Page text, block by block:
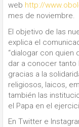
web http://
mes de noviembre.
El objetivo de las
explica el
“dialogar con quien
dar a conocer tanto
gracias a la
religiosos, laicos,
también las
el Papa en el
En Twitter e